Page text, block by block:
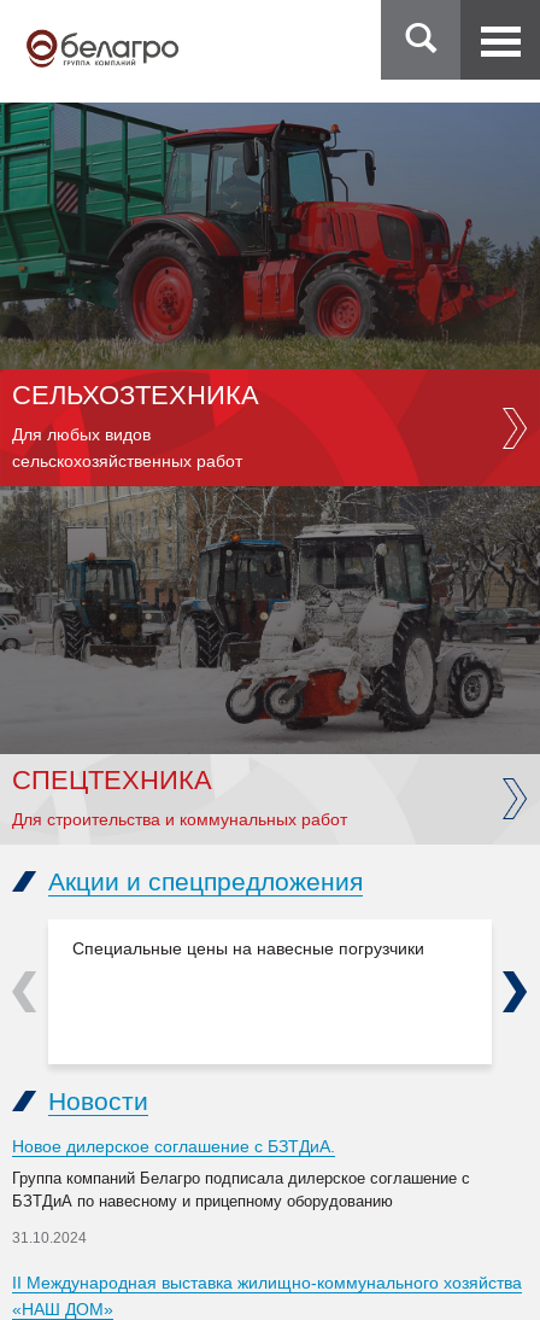
СЕЛЬХОЗТЕХНИКА
Для любых видов
сельскохозяйственных работ
СПЕЦТЕХНИКА
Для строительства и коммунальных работ
Акции и спецпредложения
Специальные цены на навесные погрузчики
Previous Next
Новости
Новое дилерское соглашение с БЗТДиА.
Группа компаний Белагро подписала дилерское соглашение с
БЗТДиА по навесному и прицепному оборудованию
31.10.2024
II Международная выставка жилищно-коммунального хозяйства
«НАШ ДОМ»